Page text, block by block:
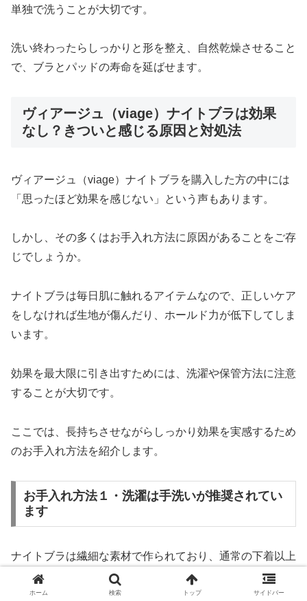
単独で洗うことが大切です。
洗い終わったらしっかりと形を整え、自然乾燥させること
で、ブラとパッドの寿命を延ばせます。
ヴィアージュ（viage）ナイトブラは効果
なし？きついと感じる原因と対処法
ヴィアージュ（viage）ナイトブラを購入した方の中には
「思ったほど効果を感じない」という声もあります。
しかし、その多くはお手入れ方法に原因があることをご存
じでしょうか。
ナイトブラは毎日肌に触れるアイテムなので、正しいケア
をしなければ生地が傷んだり、ホールド力が低下してしま
います。
効果を最大限に引き出すためには、洗濯や保管方法に注意
することが大切です。
ここでは、長持ちさせながらしっかり効果を実感するため
のお手入れ方法を紹介します。
お手入れ方法１・洗濯は手洗いが推奨されてい
ます
ナイトブラは繊細な素材で作られており、通常の下着以上
に優しく洗うことが求められます。
ホーム 検索 トップ サイドバー